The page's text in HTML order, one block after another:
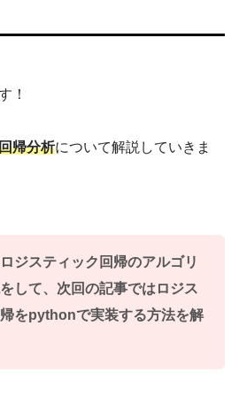
！
帰分析について解説していきま
ジスティック回帰のアルゴリ
して、次回の記事ではロジス
をpythonで実装する方法を解